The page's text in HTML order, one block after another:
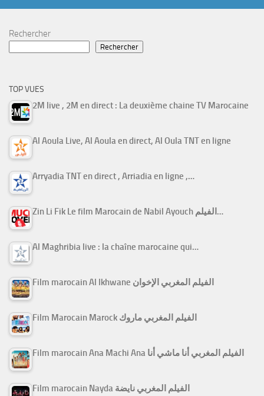
Rechercher
Rechercher
TOP VUES
2M live , 2M en direct : La deuxième chaine TV Marocaine
Al Aoula Live, Al Aoula en direct, Al Oula TNT en ligne
Arryadia TNT en direct , Arriadia en ligne ,…
Zin Li Fik Le film Marocain de Nabil Ayouch الفيلم…
Al Maghribia live : la chaîne marocaine qui…
Film marocain Al Ikhwane الفيلم المغربي الإخوان
Film Marocain Marock الفيلم المغربي ماروك
Film marocain Ana Machi Ana الفيلم المغربي أنا ماشي أنا
Film marocain Nayda الفيلم المغربي نايضة